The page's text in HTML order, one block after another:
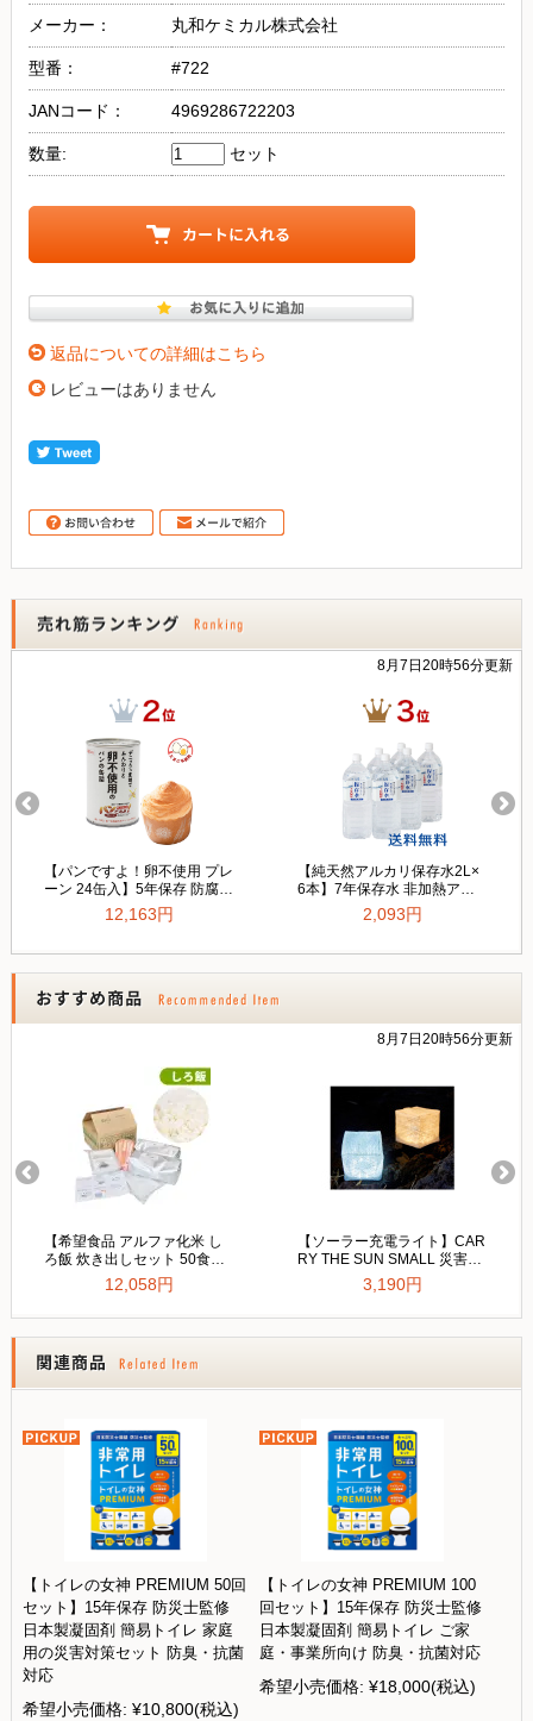
メーカー： 丸和ケミカル株式会社
型番： #722
JANコード： 4969286722203
数量: セット
返品についての詳細はこちら
レビューはありません
【トイレの女神 PREMIUM 50回
セット】15年保存 防災士監修
日本製凝固剤 簡易トイレ 家庭
用の災害対策セット 防臭・抗菌
対応
希望小売価格: ¥10,800(税込)
【トイレの女神 PREMIUM 100
回セット】15年保存 防災士監修
日本製凝固剤 簡易トイレ ご家
庭・事業所向け 防臭・抗菌対応
希望小売価格: ¥18,000(税込)